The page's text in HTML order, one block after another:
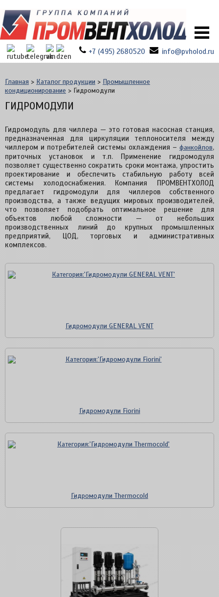
+7 (495) 2680520 info@pvholod.ru
Главная > Каталог продукции > Промышленное
кондиционирование > Гидромодули
ГИДРОМОДУЛИ
Гидромодуль для чиллера — это готовая насосная станция,
предназначенная для циркуляции теплоносителя между
чиллером и потребителей системы охлаждения – фанкойлов,
приточных установок и т.п. Применение гидромодуля
позволяет существенно сократить сроки монтажа, упростить
проектирование и обеспечить стабильную работу всей
системы холодоснабжения. Компания ПРОМВЕНТХОЛОД
предлагает гидромодули для чиллеров собственного
производства, а также ведущих мировых производителей,
что позволяет подобрать оптимальное решение для
объектов любой сложности — от небольших
производственных линий до крупных промышленных
предприятий, ЦОД, торговых и административных
комплексов.
Гидромодули GENERAL VENT
Гидромодули Fiorini
Гидромодули Thermocold